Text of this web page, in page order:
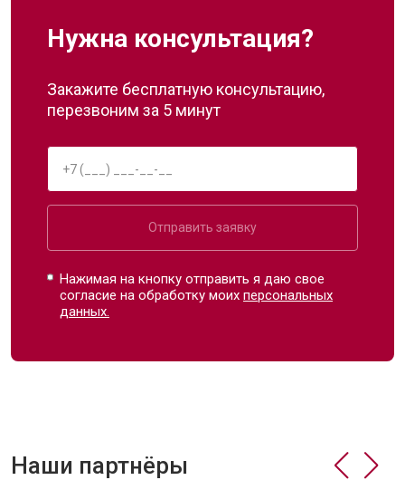
Нужна консультация?
Закажите бесплатную консультацию,
перезвоним за 5 минут
Отправить заявку
Нажимая на кнопку отправить я даю свое
согласие на обработку моихперсональных
данных.
Наши партнёры